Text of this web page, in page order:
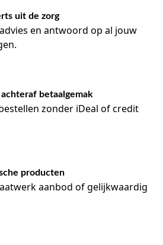
uit de zorg
en antwoord op al jouw
betaalgemak
zonder iDeal of credit
producten
aanbod of gelijkwaardig